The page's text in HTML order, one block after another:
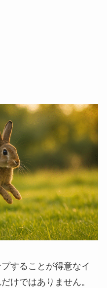
することが得意なイ
けではありません。